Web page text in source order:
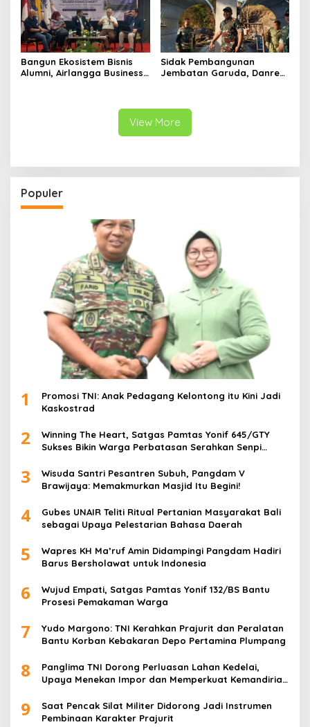
Bangun Ekosistem Bisnis
Alumni, Airlangga Business
Sidak Pembangunan
Jembatan Garuda, Danrem
Target
View More
Populer
1
Promosi TNI: Anak Pedagang Kelontong itu Kini Jadi
Kaskostrad
2
Winning The Heart, Satgas Pamtas Yonif 645/GTY
Sukses Bikin Warga Perbatasan Serahkan Senpi
3
Wisuda Santri Pesantren Subuh, Pangdam V
Brawijaya: Memakmurkan Masjid Itu Begini!
4
Gubes UNAIR Teliti Ritual Pertanian Masyarakat Bali
sebagai Upaya Pelestarian Bahasa Daerah
5
Wapres KH Ma’ruf Amin Didampingi Pangdam Hadiri
Barus Bersholawat untuk Indonesia
6
Wujud Empati, Satgas Pamtas Yonif 132/BS Bantu
Prosesi Pemakaman Warga
7
Yudo Margono: TNI Kerahkan Prajurit dan Peralatan
Bantu Korban Kebakaran Depo Pertamina Plumpang
8
Panglima TNI Dorong Perluasan Lahan Kedelai,
Upaya Menekan Impor dan Memperkuat Kemandirian
9
Saat Pencak Silat Militer Didorong Jadi Instrumen
Pembinaan Karakter Prajurit